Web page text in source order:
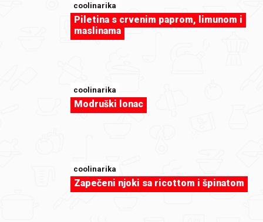
sweet-tooth
Japanski vjetar by andreamakarska
coolinarika
Piletina s crvenim paprom, limunom i
maslinama
coolinarika
Modruški lonac
coolinarika
Zapečeni njoki sa ricottom i špinatom